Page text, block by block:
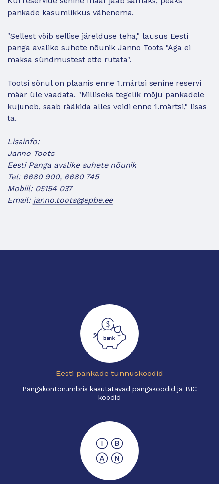
pankade kasumlikkus vähenema.
"Sellest võib sellise järelduse teha," lausus Eesti
panga avalike suhete nõunik Janno Toots "Aga ei
maksa sündmustest ette rutata".
Tootsi sõnul on plaanis enne 1.märtsi senine reservi
määr üle vaadata. "Milliseks tegelik mõju pankadele
kujuneb, saab rääkida alles veidi enne 1.märtsi," lisas
ta.
Lisainfo:
Janno Toots
Eesti Panga avalike suhete nõunik
Tel: 6680 900, 6680 745
Mobiil: 05154 037
Email: janno.toots@epbe.ee
Eesti pankade tunnuskoodid
Pangakontonumbris kasutatavad pangakoodid ja BIC
koodid